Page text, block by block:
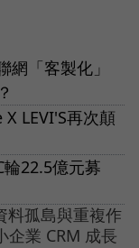
網「客製化」
LEVI'S再次顛
22.5億元募
料孤島與重複作
企業 CRM 成長